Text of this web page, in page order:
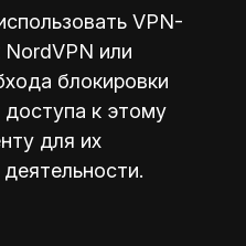
VPN-
NordVPN или
блокировки
доступа к этому
для их